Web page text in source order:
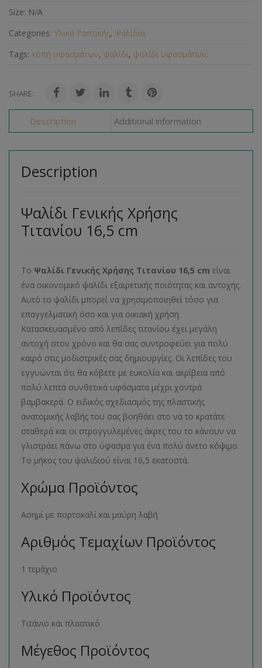
Size: N/A
Categories: Υλικά Ραπτικής, Ψαλίδια.
Tags: κοπή υφασμάτων, ψαλίδι, ψαλίδι υφασμάτων.
SHARE:
Description Additional information
Description
Ψαλίδι Γενικής Χρήσης
Τιτανίου 16,5 cm
Το Ψαλίδι Γενικής Χρήσης Τιτανίου 16,5 cm είναι
ένα οικονομικό ψαλίδι εξαιρετικής ποιότητας και αντοχής.
Αυτό το ψαλίδι μπορεί να χρησιμοποιηθεί τόσο για
επαγγελματική όσο και για οικιακή χρήση.
Κατασκευασμένο από λεπίδες τιτανίου έχει μεγάλη
αντοχή στον χρόνο και θα σας συντροφεύει για πολύ
καιρό στις μοδιστρικές σας δημιουργίες. Οι λεπίδες του
εγγυώνται ότι θα κόβετε με ευκολία και ακρίβεια από
πολύ λεπτά συνθετικά υφάσματα μέχρι χοντρά
βαμβακερά. Ο ειδικός σχεδιασμός της πλαστικής
ανατομικής λαβής του σας βοηθάει στο να το κρατάτε
σταθερά και οι στρογγυλεμένες άκρες του το κάνουν να
γλιστράει πάνω στο ύφασμα για ένα πολύ άνετο κόψιμο.
Το μήκος του ψαλιδιού είναι 16,5 εκατοστά.
Χρώμα Προϊόντος
Ασημί με πορτοκαλί και μαύρη λαβή
Αριθμός Τεμαχίων Προϊόντος
1 τεμάχιο
Υλικό Προϊόντος
Τιτάνιο και πλαστικό
Μέγεθος Προϊόντος